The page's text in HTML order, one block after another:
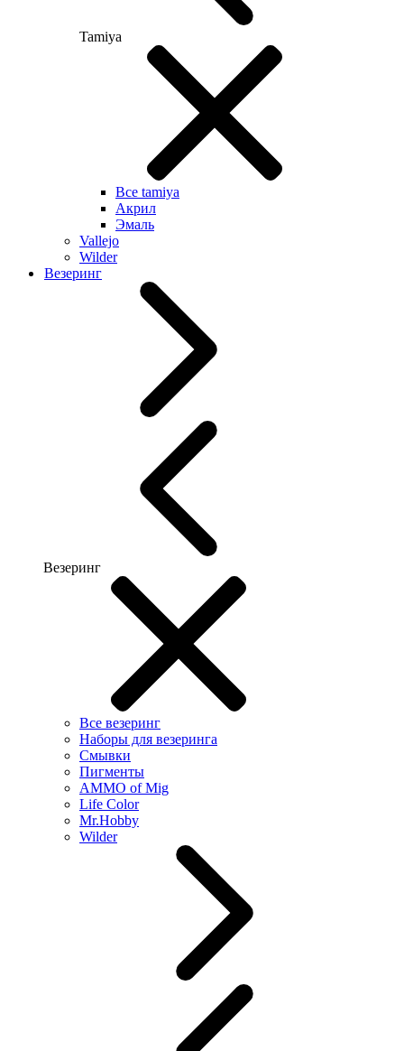
Tamiya
Все tamiya
Акрил
Эмаль
Vallejo
Wilder
Везеринг
Везеринг
Все везеринг
Наборы для везеринга
Смывки
Пигменты
AMMO of Mig
Life Color
Mr.Hobby
Wilder